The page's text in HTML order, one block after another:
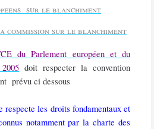
sur le blanchiment
sur le blanchiment
du Parlement européen et du
doit respecter la convention
prévu ci dessous
respecte les droits fondamentaux et
notamment par la charte des